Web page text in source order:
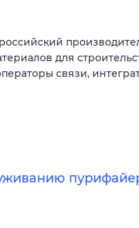
для
связи,